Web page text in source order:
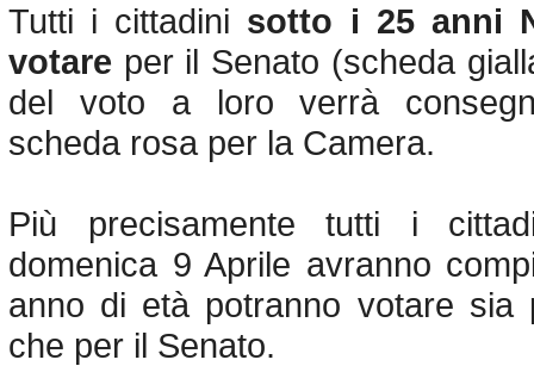
Tutti i cittadini sotto i 25 anni
votare per il Senato (scheda
del voto a loro verrà
scheda rosa per la Camera.
Più precisamente tutti i
domenica 9 Aprile avranno
anno di età potranno votare sia
che per il Senato.